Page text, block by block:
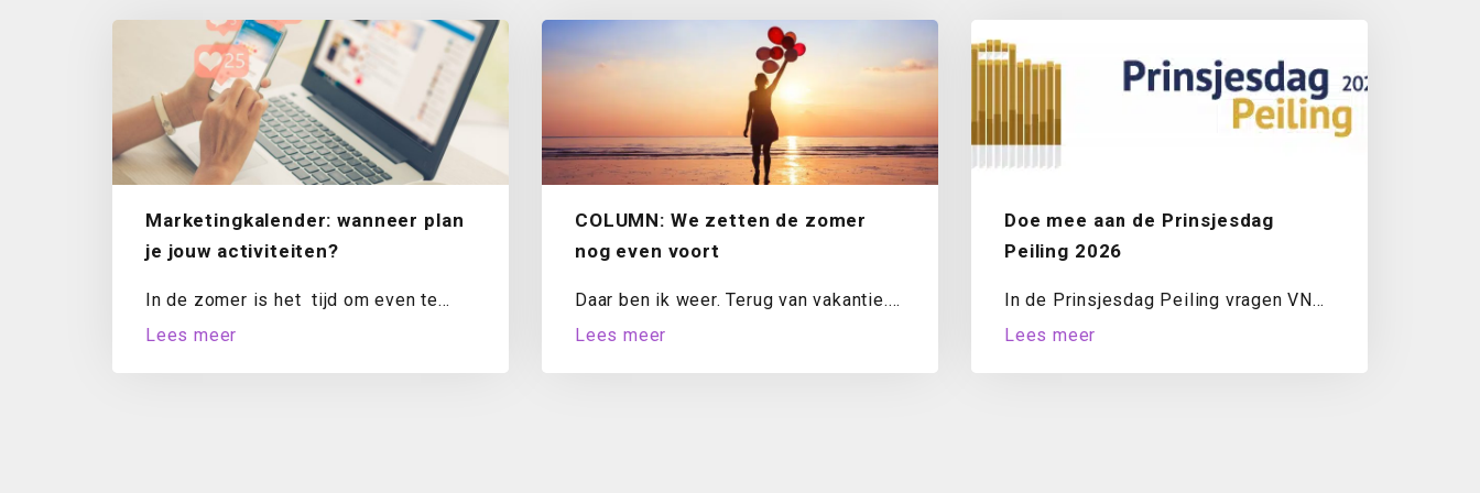
Marketingkalender: wanneer plan
je jouw activiteiten?
In de zomer is het tijd om even te
evalueren. Hoe staat het met...
Lees meer
COLUMN: We zetten de zomer
nog even voort
Daar ben ik weer. Terug van vakantie.
Mijn koffer is uitgepakt, de was
draait...
Lees meer
Doe mee aan de Prinsjesdag
Peiling 2026
In de Prinsjesdag Peiling vragen VNO-
NCW en MKB-Nederland ondernemers
jaarlijks naar hun oordeel over...
Lees meer